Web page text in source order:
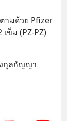
ามด้วย Pfizer
ข็ม (PZ-PZ)
กุลกัญญา